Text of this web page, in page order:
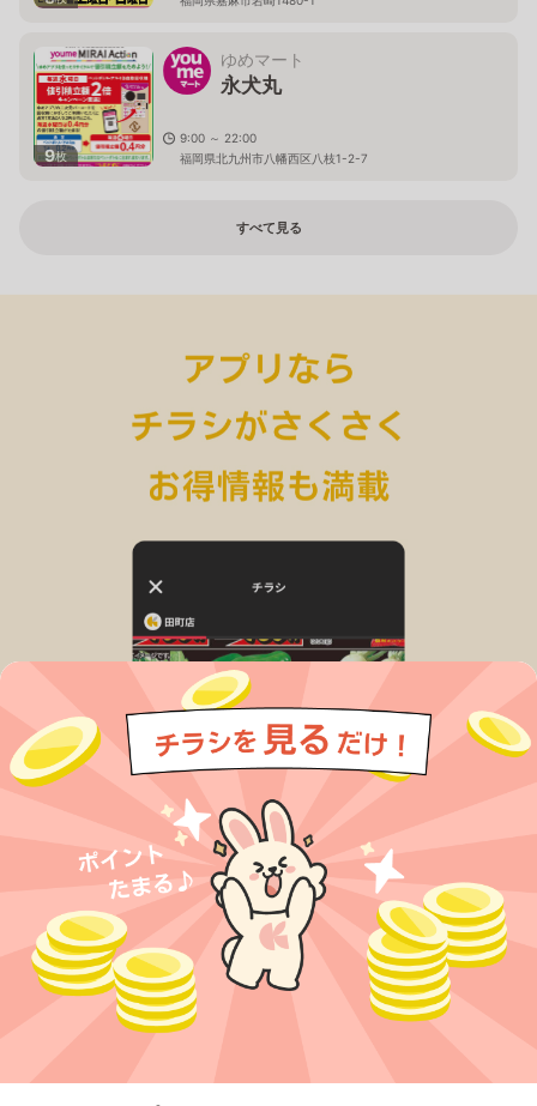
9枚
ゆめマート
永犬丸
9:00 ～ 22:00
福岡県北九州市八幡西区八枝1-2-7
すべて見る